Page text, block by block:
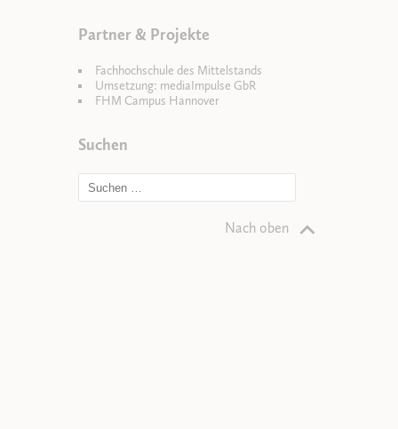
Partner & Projekte
Fachhochschule des Mittelstands
Umsetzung: mediaImpulse GbR
FHM Campus Hannover
Suchen
Nach oben